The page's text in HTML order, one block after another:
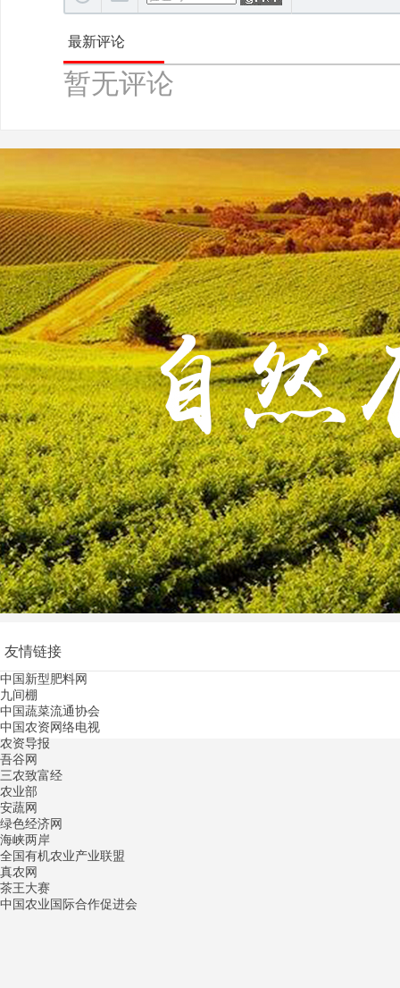
最新评论
暂无评论
友情链接
中国新型肥料网
九间棚
中国蔬菜流通协会
中国农资网络电视
农资导报
吾谷网
三农致富经
农业部
安蔬网
绿色经济网
海峡两岸
全国有机农业产业联盟
真农网
茶王大赛
中国农业国际合作促进会